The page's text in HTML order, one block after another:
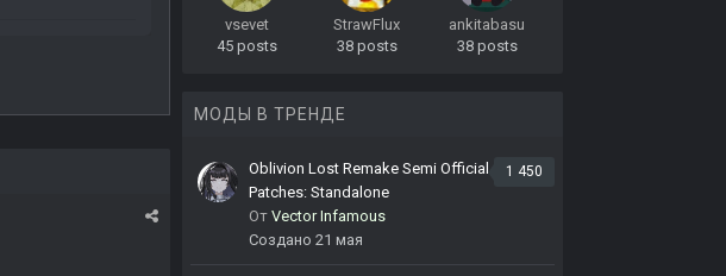
vsevet
45 posts
StrawFlux
38 posts
ankitabasu
38 posts
МОДЫ В ТРЕНДЕ
1 450
Oblivion Lost Remake Semi Official
Patches: Standalone
От Vector Infamous
Создано 21 мая